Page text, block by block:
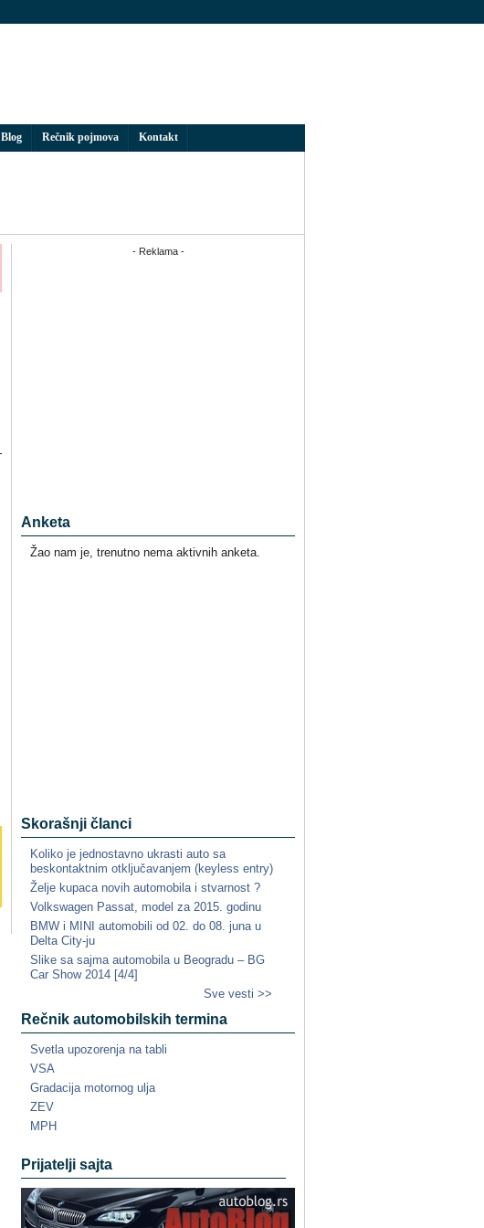
Blog Rečnik pojmova Kontakt
- Reklama -
Anketa
Žao nam je, trenutno nema aktivnih anketa.
Skorašnji članci
Koliko je jednostavno ukrasti auto sa
beskontaktnim otključavanjem (keyless entry)
Želje kupaca novih automobila i stvarnost ?
Volkswagen Passat, model za 2015. godinu
BMW i MINI automobili od 02. do 08. juna u
Delta City-ju
Slike sa sajma automobila u Beogradu – BG
Car Show 2014 [4/4]
Sve vesti >>
Rečnik automobilskih termina
Svetla upozorenja na tabli
VSA
Gradacija motornog ulja
ZEV
MPH
Prijatelji sajta